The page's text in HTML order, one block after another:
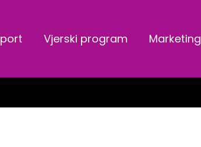
Vjerski program Marketing